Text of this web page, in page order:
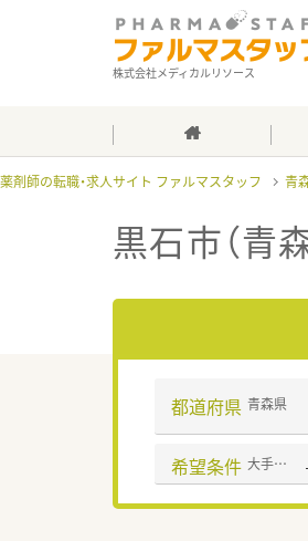
株式会社メディカルリソース
薬剤師の転職・求人サイト ファルマスタッフ 青
黒石市（青
都道府県 青森県
希望条件 大手チェーン以外